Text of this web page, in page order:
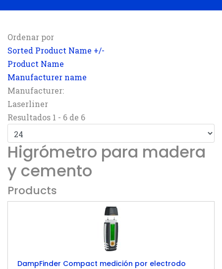
Ordenar por
Sorted Product Name +/-
Product Name
Manufacturer name
Manufacturer:
Laserliner
Resultados 1 - 6 de 6
Higrómetro para madera
y cemento
Products
DampFinder Compact medición por electrodo